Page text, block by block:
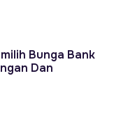
Bunga Bank
Dan